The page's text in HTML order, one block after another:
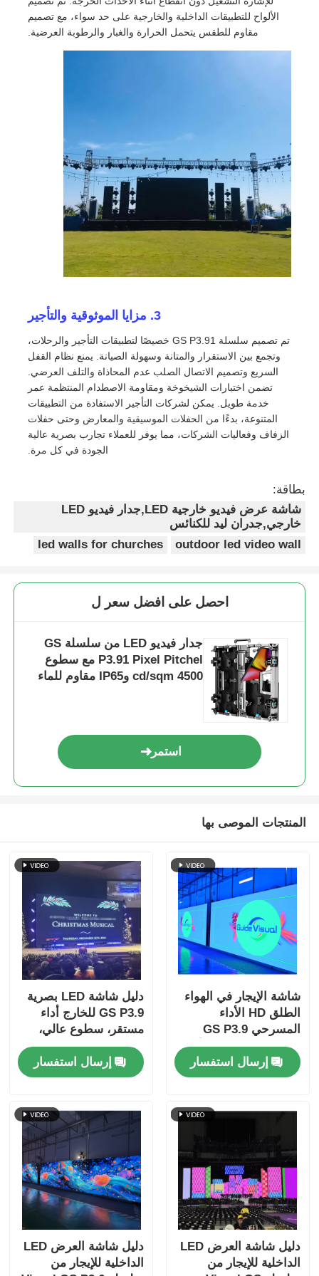
عرض الواقع الافتراضي
ضبط الجودة
اتصل بنا
أخبار
اطلب عرض أسعار
شاشة عرض فيديو LED
شاشة LED للحفل
استئجار شاشة LED للمسرح
جدار فيديو LED COB
شاشة SMD LED
لوحة عرض LED للخارج
لوحة الإعلانات في الهواء الطلق
الألواح للتطبيقات الداخلية والخارجية على حد سواء، مع تصميم
مقاوم للطقس يتحمل الحرارة والغبار والرطوبة العرضية.
3. مزايا الموثوقية والتأجير
تم تصميم سلسلة GS P3.91 خصيصًا لتطبيقات التأجير والرحلات،
وتجمع بين الاستقرار والمتانة وسهولة الصيانة. يمنع نظام القفل
السريع وتصميم الاتصال الصلب عدم المحاذاة والتلف العرضي.
تضمن اختبارات الشيخوخة ومقاومة الاصطدام المنتظمة عمر
خدمة طويل. يمكن لشركات التأجير الاستفادة من التطبيقات
المتنوعة، بدءًا من الحفلات الموسيقية والمعارض وحتى حفلات
الزفاف وفعاليات الشركات، مما يوفر للعملاء تجارب بصرية عالية
الجودة في كل مرة.
بطاقة:
شاشة عرض فيديو خارجية LED,جدار فيديو LED
خارجي,جدران ليد للكنائس
outdoor led video wall
led walls for churches
احصل على افضل سعر ل
جدار فيديو LED من سلسلة GS
P3.91 Pixel Pitchel مع سطوع
4500 cd/sqm وIP65 مقاوم للماء
استمر
المنتجات الموصى بها
شاشة الإيجار في الهواء
الطلق HD الأداء
المسرحي GS P3.9
شاشة LED كاملة الألوان
حائط فيديوإرسال استفسار
دليل شاشة LED بصرية
GS P3.9 للخارج أداء
مستقر، سطوع عالي،
عرض استخدام الحدث
إرسال استفسار
دليل شاشة العرض LED
الداخلية للإيجار من
دليل شاشة العرض LED
الداخلية للإيجار من